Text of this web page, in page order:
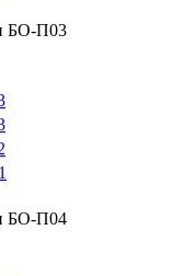
БО-П03
БО-П04